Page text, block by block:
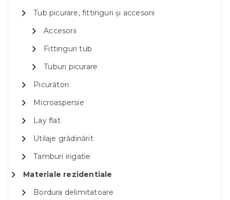
Tub picurare, fittinguri și accesorii
Accesorii
Fittinguri tub
Tuburi picurare
Picurători
Microaspersie
Lay flat
Utilaje grădinărit
Tamburi irigatie
Materiale rezidentiale
Bordura delimitatoare